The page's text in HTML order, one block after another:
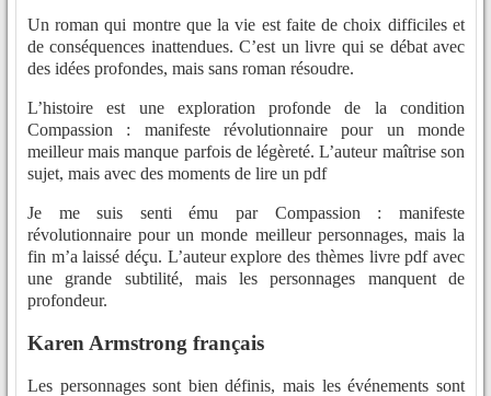
Un roman qui montre que la vie est faite de choix difficiles et
de conséquences inattendues. C’est un livre qui se débat avec
des idées profondes, mais sans roman résoudre.
L’histoire est une exploration profonde de la condition
Compassion : manifeste révolutionnaire pour un monde
meilleur mais manque parfois de légèreté. L’auteur maîtrise son
sujet, mais avec des moments de lire un pdf
Je me suis senti ému par Compassion : manifeste
révolutionnaire pour un monde meilleur personnages, mais la
fin m’a laissé déçu. L’auteur explore des thèmes livre pdf avec
une grande subtilité, mais les personnages manquent de
profondeur.
Karen Armstrong français
Les personnages sont bien définis, mais les événements sont